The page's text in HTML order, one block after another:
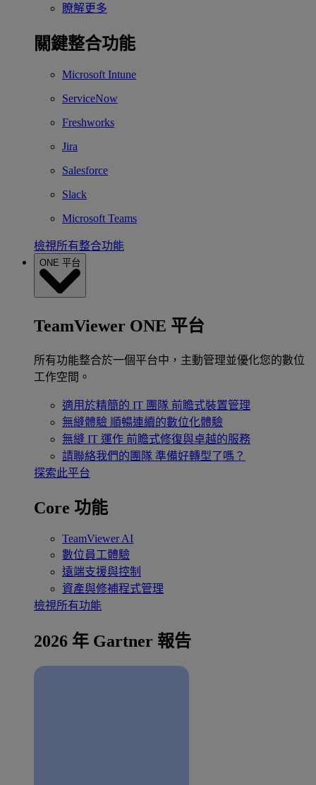
瞭解更多
關鍵整合功能
Microsoft Intune
ServiceNow
Freshworks
Jira
Salesforce
Slack
Microsoft Teams
檢視所有整合功能
ONE 平台
TeamViewer ONE 平台
所有功能整合於一個平台中，主動管理並優化您的數位
工作空間。
適用於精簡的 IT 團隊 前瞻式裝置管理
無縫體驗 順暢連續的數位化體驗
無縫 IT 運作 前瞻式修復與卓越的服務
請聯絡我們的團隊 準備好轉型了嗎？
探索此平台
Core 功能
TeamViewer AI
數位員工體驗
遠端支援與控制
資產與修補程式管理
檢視所有功能
2026 年 Gartner 報告